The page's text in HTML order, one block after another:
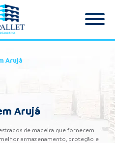
Arujá
Arujá
de madeira que fornecem
armazenamento, proteção e